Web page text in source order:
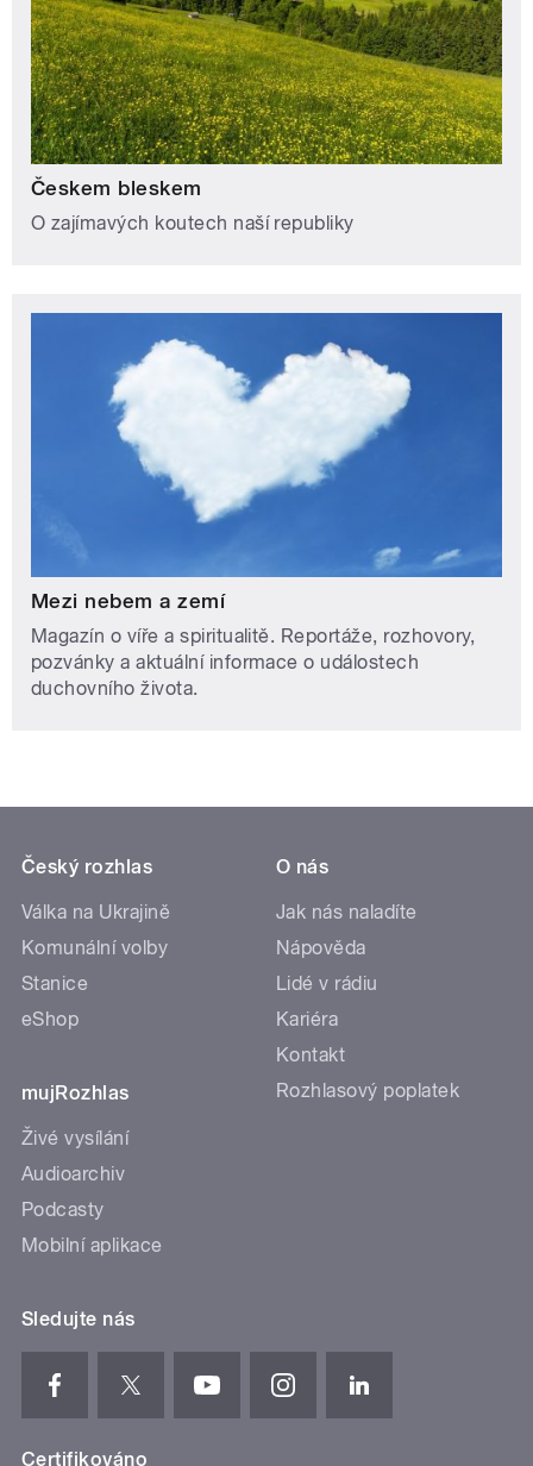
Českem bleskem
O zajímavých koutech naší republiky
Mezi nebem a zemí
Magazín o víře a spiritualitě. Reportáže, rozhovory,
pozvánky a aktuální informace o událostech
duchovního života.
Český rozhlas
Válka na Ukrajině
Komunální volby
Stanice
eShop
mujRozhlas
Živé vysílání
Audioarchiv
Podcasty
Mobilní aplikace
O nás
Jak nás naladíte
Nápověda
Lidé v rádiu
Kariéra
Kontakt
Rozhlasový poplatek
Sledujte nás
Certifikováno